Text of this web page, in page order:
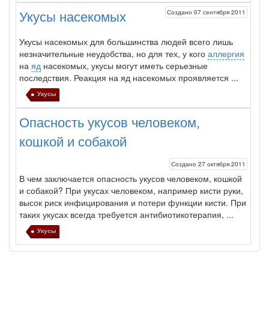
Укусы насекомых Создано 07 сентября 2011
Укусы насекомых для большинства людей всего лишь
незначитель­ные неудобства, но для тех, у кого аллергия
на яд насекомых, укусы могут иметь серьезные
последствия. Реакция на яд насекомых проявляется ...
Укусы
Опасность укусов человеком,
кошкой и собакой
Создано 27 октября 2011
В чем заключается опасность укусов человеком, кошкой
и собакой? При укусах человеком, например кисти руки,
высок риск инфицирования и по­тери функции кисти. При
таких укусах всегда требуется антибиотикотерапия, ...
Укусы